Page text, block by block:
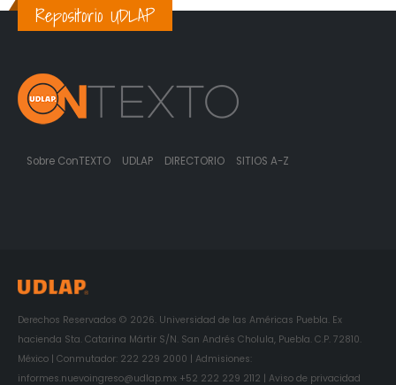
Repositorio UDLAP
Sobre ConTEXTO UDLAP DIRECTORIO SITIOS A-Z
Derechos Reservados © 2026. Universidad de las Américas Puebla. Ex
hacienda Sta. Catarina Mártir S/N. San Andrés Cholula, Puebla. C.P. 72810.
México | Conmutador: 222 229 2000 | Admisiones:
informes.nuevoingreso@udlap.mx +52 222 229 2112 | Aviso de privacidad